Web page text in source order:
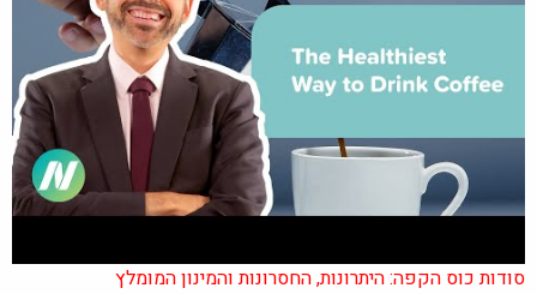
סודות כוס הקפה: היתרונות, החסרונות והמינון המומלץ